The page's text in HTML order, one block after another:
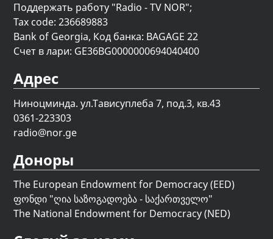
Поддержать работу "Radio - TV NOR";
Tax code: 236689883
Bank of Georgia, Код банка: BAGAGE 22
Счет в лари: GE36BG0000000694040400
Адрес
Ниноцминда. ул.Тависуплеба 7, под.3, кв.43
0361-223303
radio@nor.ge
Доноры
The European Endowment for Democracy (EED)
ფონდი "ღია საზოგადოება - საქართველო"
The National Endowment for Democracy (NED)